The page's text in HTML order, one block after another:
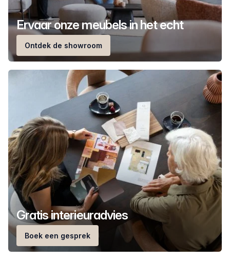
Ervaar onze meubels in het echt
Ontdek de showroom
Gratis interieuradvies
Boek een gesprek